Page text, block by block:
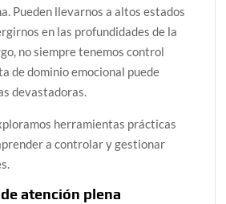
Pueden llevarnos a altos estados
en las profundidades de la
no siempre tenemos control
de dominio emocional puede
devastadoras.
herramientas prácticas
a controlar y gestionar
atención plena